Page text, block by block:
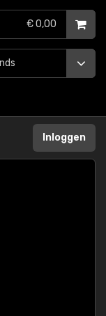
€ 0,00
Inloggen